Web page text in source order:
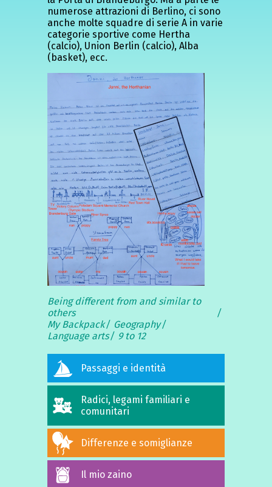
numerose attrazioni di Berlino, ci sono
anche molte squadre di serie A in varie
categorie sportive come Hertha
(calcio), Union Berlin (calcio), Alba
(basket), ecc.
Being different from and similar to
others
My Backpack
Geography
Language arts
9 to 12
Passaggi e identità
Radici, legami familiari e
comunitari
Differenze e somiglianze
Il mio zaino